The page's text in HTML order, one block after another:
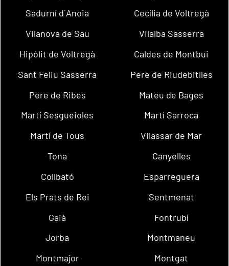
Sadurní d´Anoia
Cecília de Voltregà
Vilanova de Sau
Vilalba Sasserra
Hipòlit de Voltregà
Caldes de Montbui
Sant Feliu Sasserra
Pere de Riudebitlles
Pere de Ribes
Mateu de Bages
Martí Sesgueioles
Martí Sarroca
Martí de Tous
Vilassar de Mar
Tona
Canyelles
Collbató
Esparreguera
Els Prats de Rei
Sentmenat
Gaià
Fontrubí
Jorba
Montmaneu
Montmajor
Montgat